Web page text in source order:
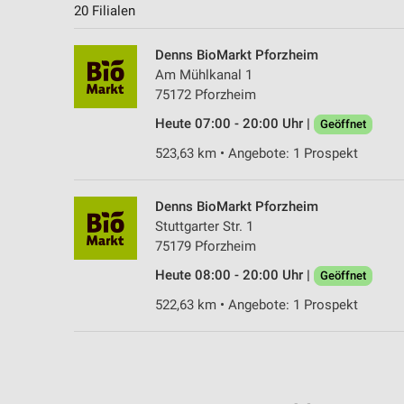
20 Filialen
Denns BioMarkt Pforzheim
Am Mühlkanal 1
75172 Pforzheim
Heute 07:00 - 20:00 Uhr |
Geöffnet
523,63 km • Angebote: 1 Prospekt
Denns BioMarkt Pforzheim
Stuttgarter Str. 1
75179 Pforzheim
Heute 08:00 - 20:00 Uhr |
Geöffnet
522,63 km • Angebote: 1 Prospekt